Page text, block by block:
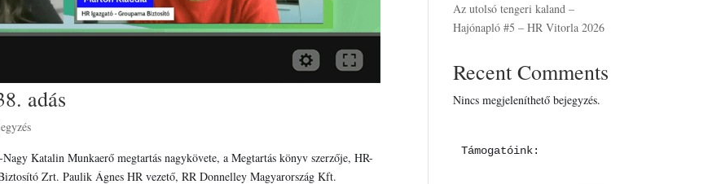
adás
Katalin Munkaerő megtartás nagykövete, a Megtartás könyv szerzője, HR-
Zrt. Paulik Ágnes HR vezető, RR Donnelley Magyarország Kft.
Az utolsó tengeri kaland –
Hajónapló #5 – HR Vitorla 2026
Recent Comments
Nincs megjeleníthető bejegyzés.
Támogatóink: